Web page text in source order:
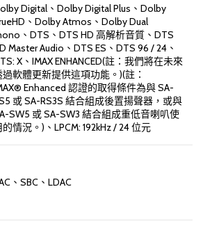
Digital、Dolby Digital Plus、Dolby
、Dolby Atmos、Dolby Dual
、DTS、DTS HD 高解析音質、DTS
Master Audio、DTS ES、DTS 96 / 24、
X、IMAX ENHANCED(註：我們將在未來
過軟體更新提供這項功能。)(註：
Enhanced 認證的取得條件為與 SA-
或 SA-RS3S 結合組成後置揚聲器，或與
SW5 或 SA-SW3 結合組成重低音喇叭使
的情況。)、LPCM: 192kHz / 24 位元
、SBC、LDAC